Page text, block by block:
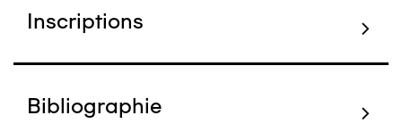
Inscriptions
Bibliographie